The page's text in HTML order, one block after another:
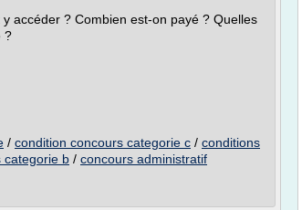
accéder ? Combien est-on payé ? Quelles
?
/ condition concours categorie c / conditions
categorie b / concours administratif